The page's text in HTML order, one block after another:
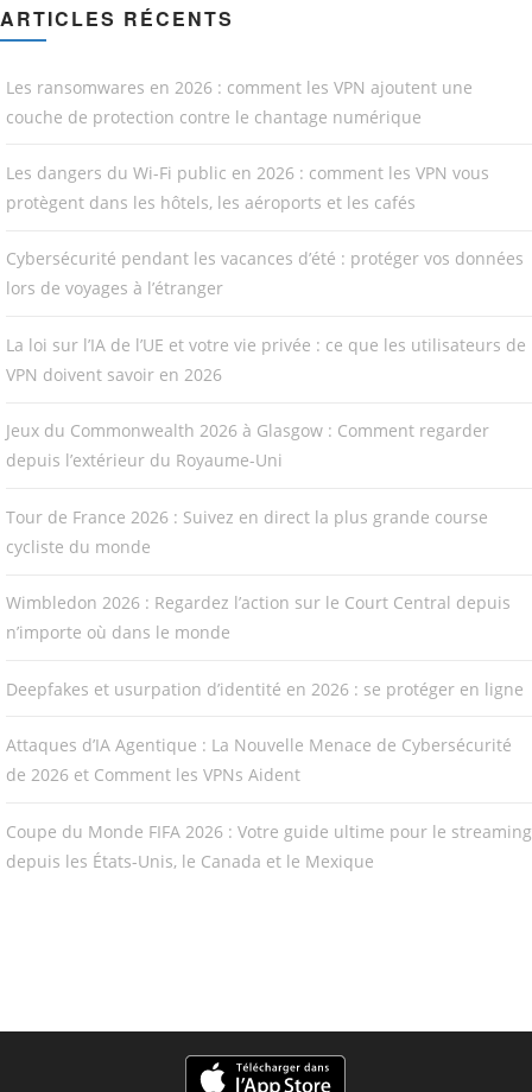
ARTICLES RÉCENTS
Les ransomwares en 2026 : comment les VPN ajoutent une
couche de protection contre le chantage numérique
Les dangers du Wi-Fi public en 2026 : comment les VPN vous
protègent dans les hôtels, les aéroports et les cafés
Cybersécurité pendant les vacances d’été : protéger vos données
lors de voyages à l’étranger
La loi sur l’IA de l’UE et votre vie privée : ce que les utilisateurs de
VPN doivent savoir en 2026
Jeux du Commonwealth 2026 à Glasgow : Comment regarder
depuis l’extérieur du Royaume-Uni
Tour de France 2026 : Suivez en direct la plus grande course
cycliste du monde
Wimbledon 2026 : Regardez l’action sur le Court Central depuis
n’importe où dans le monde
Deepfakes et usurpation d’identité en 2026 : se protéger en ligne
Attaques d’IA Agentique : La Nouvelle Menace de Cybersécurité
de 2026 et Comment les VPNs Aident
Coupe du Monde FIFA 2026 : Votre guide ultime pour le streaming
depuis les États-Unis, le Canada et le Mexique